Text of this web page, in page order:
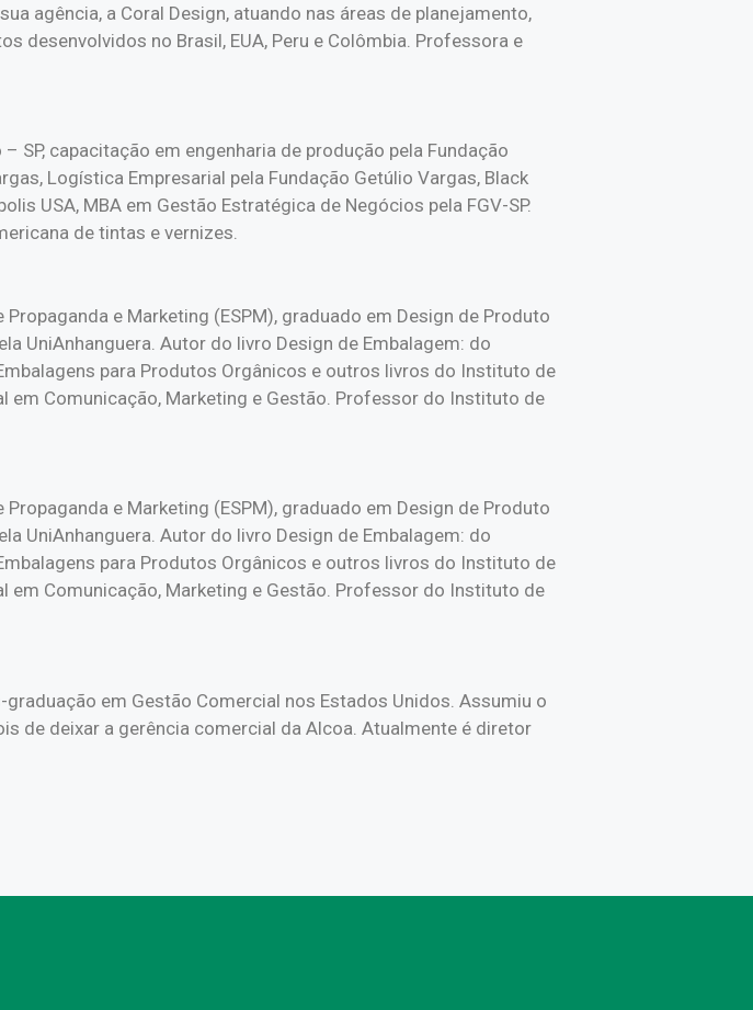
agência, a Coral Design, atuando nas áreas de planejamento,
desenvolvidos no Brasil, EUA, Peru e Colômbia. Professora e
SP, capacitação em engenharia de produção pela Fundação
Logística Empresarial pela Fundação Getúlio Vargas, Black
USA, MBA em Gestão Estratégica de Negócios pela FGV-SP.
de tintas e vernizes.
e Marketing (ESPM), graduado em Design de Produto
UniAnhanguera. Autor do livro Design de Embalagem: do
para Produtos Orgânicos e outros livros do Instituto de
em Comunicação, Marketing e Gestão. Professor do Instituto de
e Marketing (ESPM), graduado em Design de Produto
UniAnhanguera. Autor do livro Design de Embalagem: do
para Produtos Orgânicos e outros livros do Instituto de
em Comunicação, Marketing e Gestão. Professor do Instituto de
em Gestão Comercial nos Estados Unidos. Assumiu o
de deixar a gerência comercial da Alcoa. Atualmente é diretor